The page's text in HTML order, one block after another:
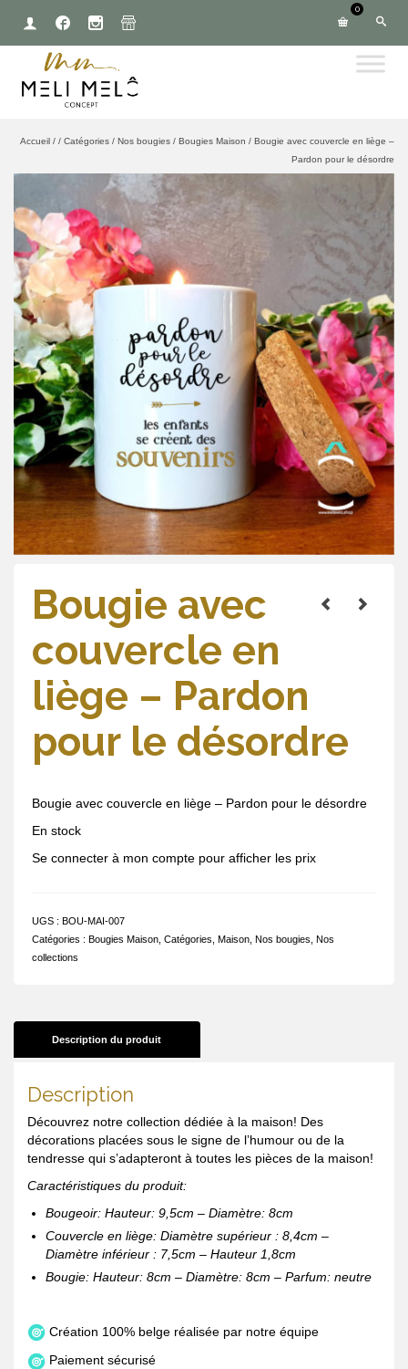
0
Accueil / / Catégories / Nos bougies / Bougies Maison / Bougie avec couvercle en liège –
Pardon pour le désordre
Bougie avec
couvercle en
liège – Pardon
pour le désordre
Bougie avec couvercle en liège – Pardon pour le désordre
En stock
Se connecter à mon compte pour afficher les prix
UGS : BOU-MAI-007
Catégories : Bougies Maison Catégories Maison Nos bougies Nos
collections
Description du produit
Description
Découvrez notre collection dédiée à la maison! Des
décorations placées sous le signe de l’humour ou de la
tendresse qui s’adapteront à toutes les pièces de la maison!
Caractéristiques du produit:
Bougeoir: Hauteur: 9,5cm – Diamètre: 8cm
Couvercle en liège: Diamètre supérieur : 8,4cm –
Diamètre inférieur : 7,5cm – Hauteur 1,8cm
Bougie: Hauteur: 8cm – Diamètre: 8cm – Parfum: neutre
Création 100% belge réalisée par notre équipe
Paiement sécurisé